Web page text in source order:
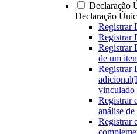
Declaração
Declaração
Registrar
Registrar
Registrar
de um
Registrar
vinculado
Registrar
análise
Registrar